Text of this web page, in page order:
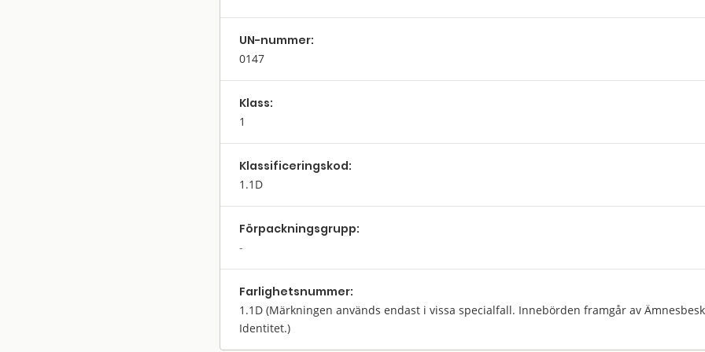
UN-nummer:
0147
Klass:
1
Klassifi­cerings­kod:
1.1D
Förpack­nings­grupp:
Farlighets­nummer:
1.1D (Märkningen används endast i vissa specialfall. Innebörden framgår av
Identitet.)